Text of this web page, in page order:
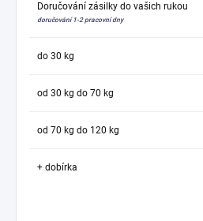
Doručování zásilky do vašich rukou
doručování 1-2 pracovní dny
do 30 kg
od 30 kg do 70 kg
od 70 kg do 120 kg
+ dobírka